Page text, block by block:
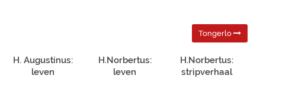
Tongerlo
H. Augustinus:
leven
H.Norbertus:
leven
H.Norbertus:
stripverhaal